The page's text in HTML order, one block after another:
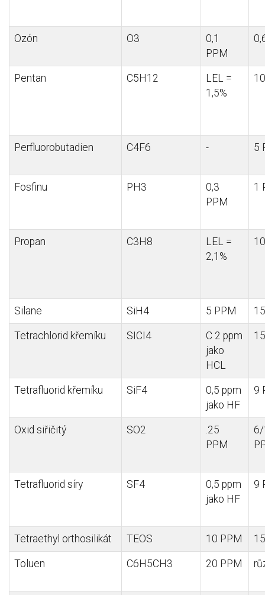
Ozón O3
0,1
PPM
Pentan C5H12
LEL =
1,5%
Perfluorobutadien C4F6 - 5
Fosfinu PH3
0,3
PPM
1
Propan C3H8
LEL =
2,1%
Silane SiH4 5 PPM
Tetrachlorid křemíku SICI4
C 2 ppm
jako
HCL
Tetrafluorid křemíku SiF4
0,5 ppm
jako HF
9
Oxid siřičitý SO2
.25
PPM
Tetrafluorid síry SF4
0,5 ppm
jako HF
9
Tetraethyl orthosilikát TEOS 10 PPM
Toluen C6H5CH3 20 PPM